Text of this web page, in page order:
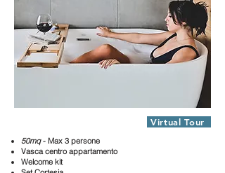
50mq- Max 3 persone
Vasca centro appartamento
Welcome kit
Virtual Tour